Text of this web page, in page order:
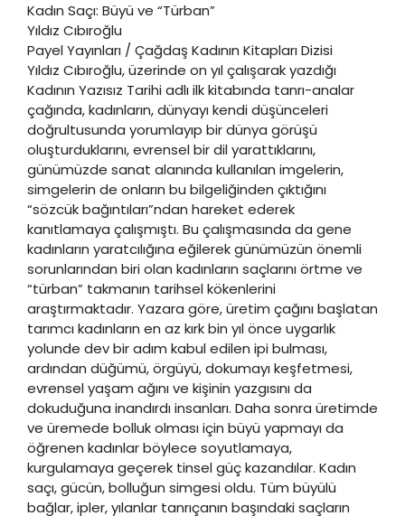
Kadın Saçı: Büyü ve “Türban”
Yıldız Cıbıroğlu
Payel Yayınları / Çağdaş Kadının Kitapları Dizisi
Yıldız Cıbıroğlu, üzerinde on yıl çalışarak yazdığı
Kadının Yazısız Tarihi adlı ilk kitabında tanrı-analar
çağında, kadınların, dünyayı kendi düşünceleri
doğrultusunda yorumlayıp bir dünya görüşü
oluşturduklarını, evrensel bir dil yarattıklarını,
günümüzde sanat alanında kullanılan imgelerin,
simgelerin de onların bu bilgeliğinden çıktığını
“sözcük bağıntıları”ndan hareket ederek
kanıtlamaya çalışmıştı. Bu çalışmasında da gene
kadınların yaratcılığına eğilerek günümüzün önemli
sorunlarından biri olan kadınların saçlarını örtme ve
“türban” takmanın tarihsel kökenlerini
araştırmaktadır. Yazara göre, üretim çağını başlatan
tarımcı kadınların en az kırk bin yıl önce uygarlık
yolunde dev bir adım kabul edilen ipi bulması,
ardından düğümü, örgüyü, dokumayı keşfetmesi,
evrensel yaşam ağını ve kişinin yazgısını da
dokuduğuna inandırdı insanları. Daha sonra üretimde
ve üremede bolluk olması için büyü yapmayı da
öğrenen kadınlar böylece soyutlamaya,
kurgulamaya geçerek tinsel güç kazandılar. Kadın
saçı, gücün, bolluğun simgesi oldu. Tüm büyülü
bağlar, ipler, yılanlar tanrıçanın başındaki saçların